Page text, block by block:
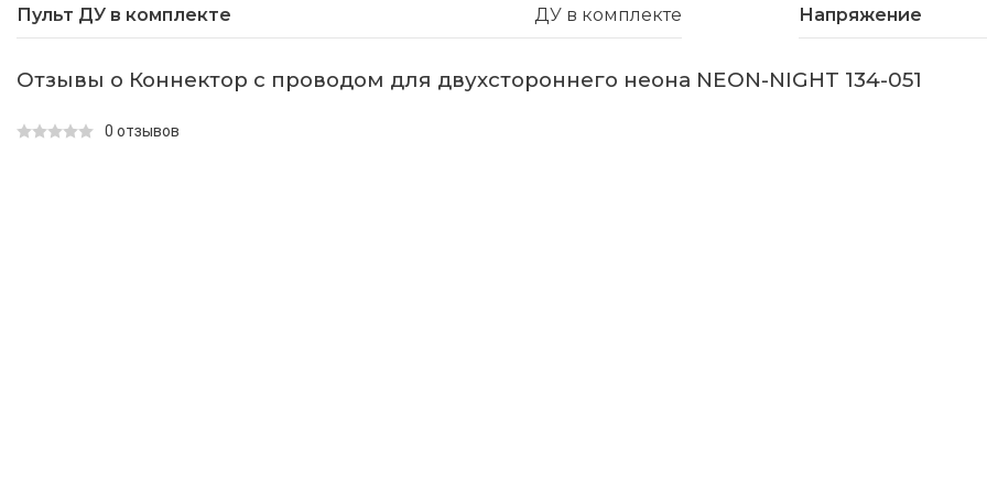
Пульт ДУ в комплекте ДУ в комплекте Напряжение
Отзывы о Коннектор с проводом для двухстороннего неона NEON-NIGHT 134-051
0 отзывов